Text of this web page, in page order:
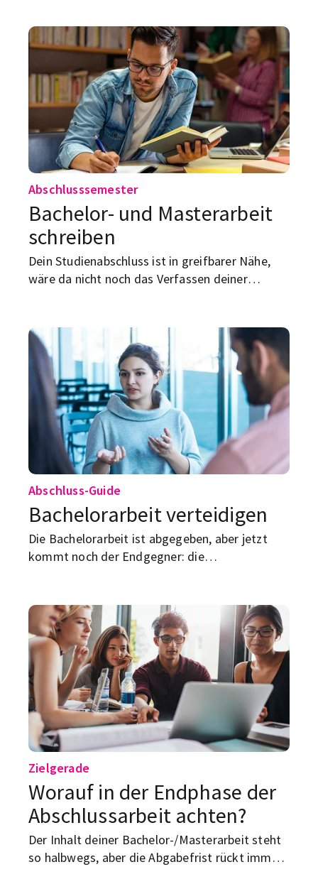
Abschlusssemester
Bachelor- und Masterarbeit
schreiben
Dein Studienabschluss ist in greifbarer Nähe,
wäre da nicht noch das Verfassen deiner
zusammengefasst!
Abschluss-Guide
Bachelorarbeit verteidigen
Die Bachelorarbeit ist abgegeben, aber jetzt
kommt noch der Endgegner: die
Fragen rockst und trotz Nervosität souverän
bestehst.
Zielgerade
Worauf in der Endphase der
Abschlussarbeit achten?
Der Inhalt deiner Bachelor-/Masterarbeit steht
so halbwegs, aber die Abgabefrist rückt immer